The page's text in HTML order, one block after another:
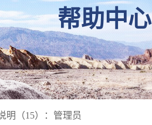
帮助中心
明（15）：管理员